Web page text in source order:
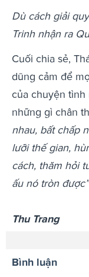
Dù cách giải
Trinh nhận ra
Cuối chia sẻ,
dũng cảm để
của chuyện
những gì chân
nhau, bất chấp
lưỡi thế gian,
cách, thăm hỏi
ấu nó tròn
Thu Trang
Bình luận